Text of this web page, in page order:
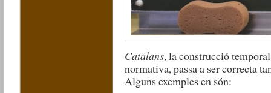
Catalans, la construcció
normativa, passa a ser correcta
Alguns exemples en són: